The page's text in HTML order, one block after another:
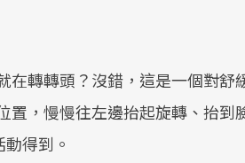
在轉轉頭？沒錯，這是一個對
置，慢慢往左邊抬起旋轉、抬
得到。